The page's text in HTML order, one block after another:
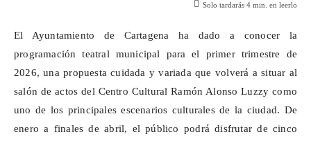
Solo tardarás 4 min. en leerlo
El Ayuntamiento de Cartagena ha dado a conocer la
programación teatral municipal para el primer trimestre de
2026, una propuesta cuidada y variada que volverá a situar al
salón de actos del Centro Cultural Ramón AlonsoLuzzy como
uno de los principales escenarios culturales de la ciudad. De
enero a finales de abril, el público podrá disfrutar de cinco